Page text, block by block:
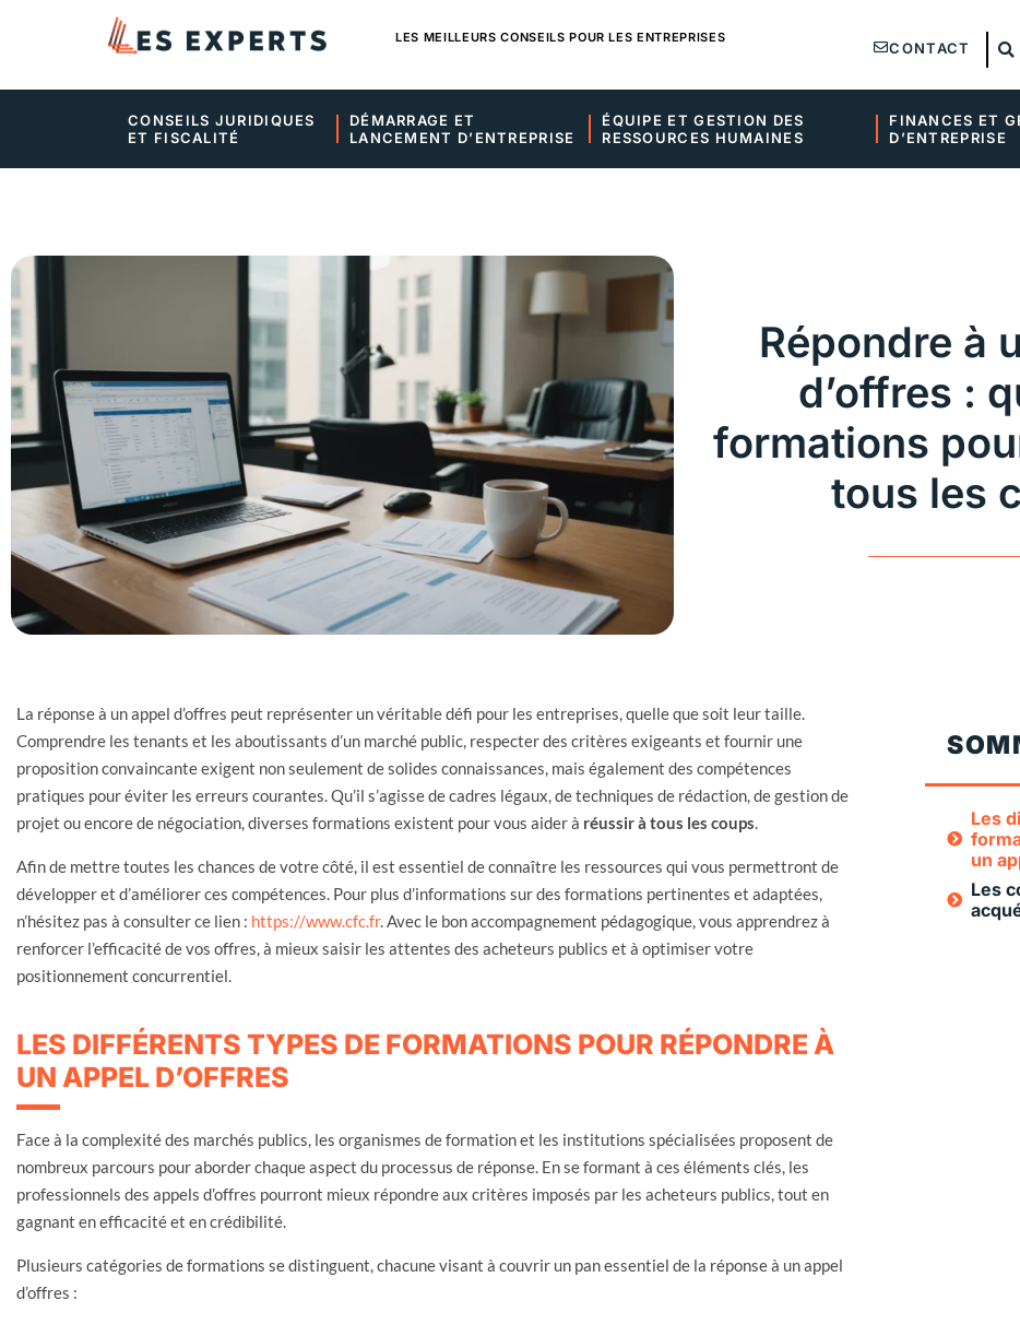
LES MEILLEURS CONSEILS POUR LES ENTREPRISES
CONTACT
CONSEILS JURIDIQUES
ET FISCALITÉ
DÉMARRAGE ET
LANCEMENT D’ENTREPRISE
ÉQUIPE ET GESTION DES
RESSOURCES HUMAINES
FINANCES ET
D’ENTREPRISE
Répondre à
d’offres :
formations
tous les
La réponse à un appel d’offres peut représenter un véritable défi pour les entreprises, quelle que soit leur taille.
Comprendre les tenants et les aboutissants d’un marché public, respecter des critères exigeants et fournir une
proposition convaincante exigent non seulement de solides connaissances, mais également des compétences
pratiques pour éviter les erreurs courantes. Qu’il s’agisse de cadres légaux, de techniques de rédaction, de gestion de
projet ou encore de négociation, diverses formations existent pour vous aider à réussir à tous les coups.
Afin de mettre toutes les chances de votre côté, il est essentiel de connaître les ressources qui vous permettront de
développer et d’améliorer ces compétences. Pour plus d’informations sur des formations pertinentes et adaptées,
n’hésitez pas à consulter ce lien : https://www.cfc.fr. Avec le bon accompagnement pédagogique, vous apprendrez à
renforcer l’efficacité de vos offres, à mieux saisir les attentes des acheteurs publics et à optimiser votre
positionnement concurrentiel.
LES DIFFÉRENTS TYPES DE FORMATIONS POUR RÉPONDRE À
UN APPEL D’OFFRES
Face à la complexité des marchés publics, les organismes de formation et les institutions spécialisées proposent de
nombreux parcours pour aborder chaque aspect du processus de réponse. En se formant à ces éléments clés, les
professionnels des appels d’offres pourront mieux répondre aux critères imposés par les acheteurs publics, tout en
gagnant en efficacité et en crédibilité.
Plusieurs catégories de formations se distinguent, chacune visant à couvrir un pan essentiel de la réponse à un appel
d’offres :
Les
un
Les